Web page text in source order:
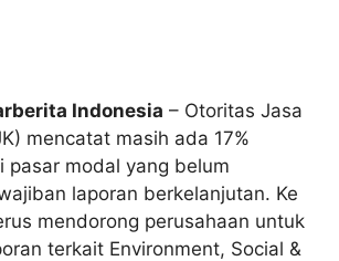
Indonesia – Otoritas Jasa
mencatat masih ada 17%
pasar modal yang belum
laporan berkelanjutan. Ke
mendorong perusahaan untuk
terkait Environment, Social &